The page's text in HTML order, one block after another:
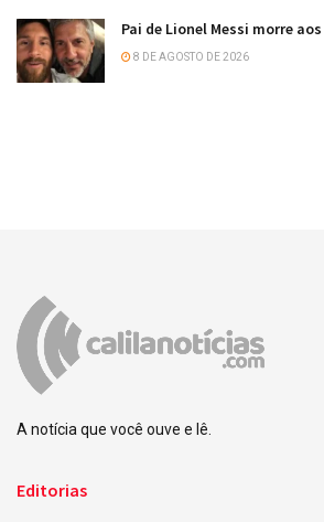
Pai de Lionel Messi morre
8 DE AGOSTO DE 2026
A notícia que você ouve e lê.
Editorias